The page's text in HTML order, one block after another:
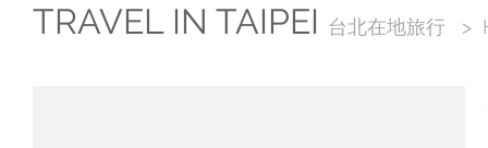
TRAVEL IN TAIPEI 台北在地旅行 >